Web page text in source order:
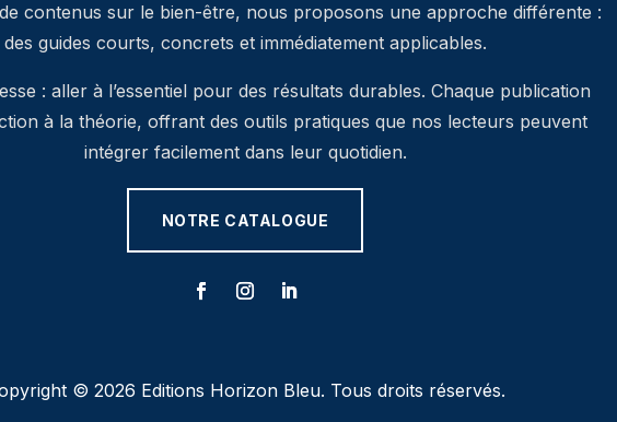
contenus sur le bien-être, nous proposons une approche différente :
des guides courts, concrets et immédiatement applicables.
: aller à l’essentiel pour des résultats durables. Chaque publication
à la théorie, offrant des outils pratiques que nos lecteurs peuvent
intégrer facilement dans leur quotidien.
NOTRE CATALOGUE
© 2026 Editions Horizon Bleu. Tous droits réservés.